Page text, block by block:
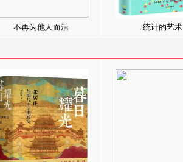
不再为他人而活 统计的艺术